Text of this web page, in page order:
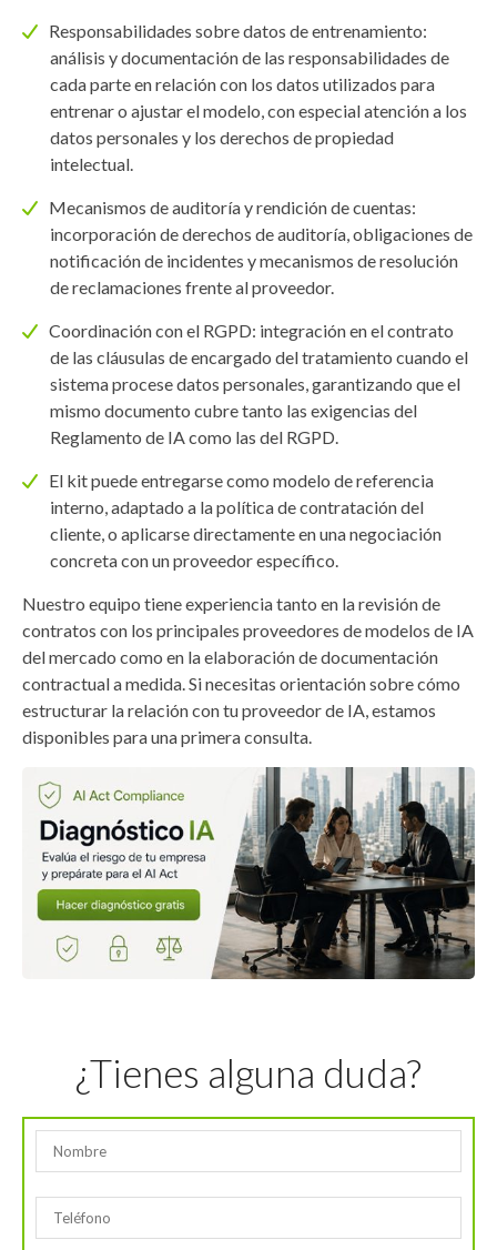
Responsabilidades sobre datos de entrenamiento:
análisis y documentación de las responsabilidades de
cada parte en relación con los datos utilizados para
entrenar o ajustar el modelo, con especial atención a los
datos personales y los derechos de propiedad
intelectual.
Mecanismos de auditoría y rendición de cuentas:
incorporación de derechos de auditoría, obligaciones de
notificación de incidentes y mecanismos de resolución
de reclamaciones frente al proveedor.
Coordinación con el RGPD: integración en el contrato
de las cláusulas de encargado del tratamiento cuando el
sistema procese datos personales, garantizando que el
mismo documento cubre tanto las exigencias del
Reglamento de IA como las del RGPD.
El kit puede entregarse como modelo de referencia
interno, adaptado a la política de contratación del
cliente, o aplicarse directamente en una negociación
concreta con un proveedor específico.
Nuestro equipo tiene experiencia tanto en la revisión de
contratos con los principales proveedores de modelos de IA
del mercado como en la elaboración de documentación
contractual a medida. Si necesitas orientación sobre cómo
estructurar la relación con tu proveedor de IA, estamos
disponibles para una primera consulta.
¿Tienes alguna duda?